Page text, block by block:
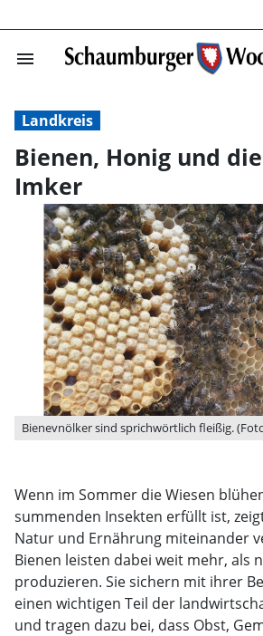
menu
Landkreis
Bienen, Honig und
Imker
Bienevnölker sind sprichwörtlich fleißig.
Wenn im Sommer die Wiesen
summenden Insekten erfüllt ist,
Natur und Ernährung miteinander
Bienen leisten dabei weit mehr, als
produzieren. Sie sichern mit ihrer
einen wichtigen Teil der
und tragen dazu bei, dass Obst,